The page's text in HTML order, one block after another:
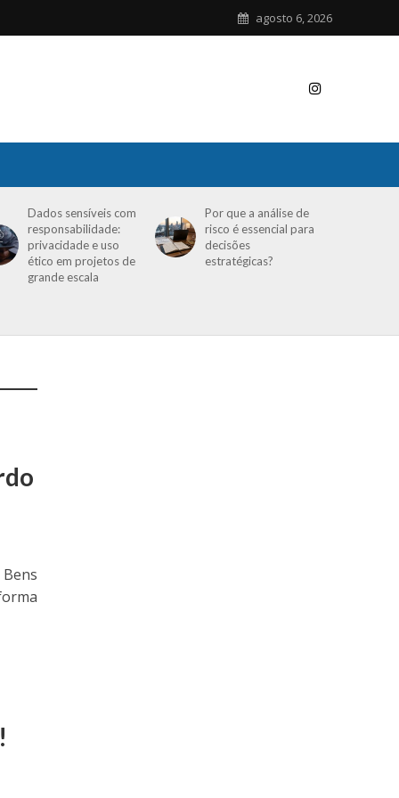
agosto 6, 2026
Dados sensíveis com
responsabilidade:
privacidade e uso
ético em projetos de
grande escala
Por que a análise de
risco é essencial para
decisões
estratégicas?